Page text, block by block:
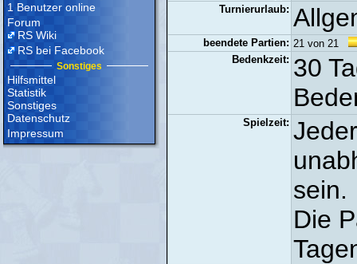
1 Benutzer online
Forum
RS Wiki
RS bei Facebook
Sonstiges
Hilfsmittel
Statistik
Sonstiges
Datenschutz
Impressum
Turnierurlaub:
beendete Partien: 21 von 21
Bedenkzeit: 30
Spielzeit:
sein.
Die